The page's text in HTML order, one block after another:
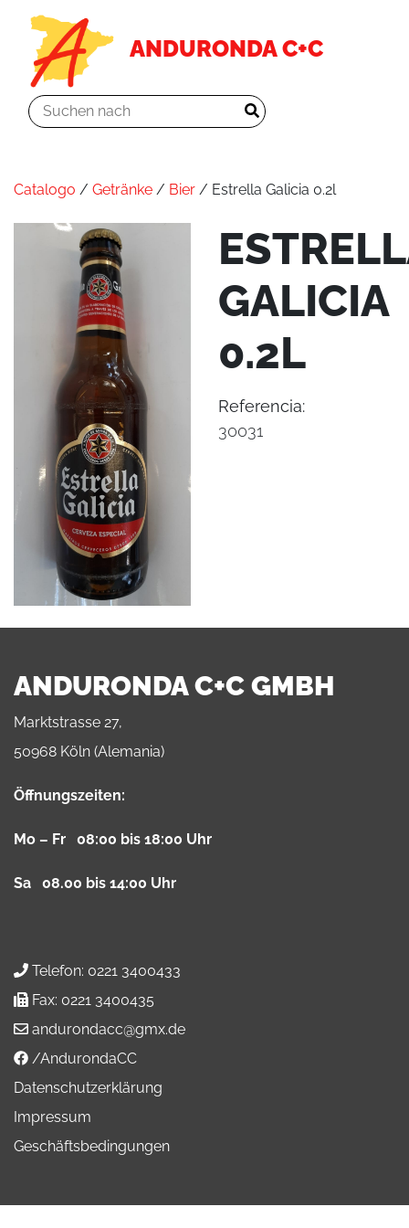
ANDURONDA C+C
Catalogo / Getränke / Bier / Estrella Galicia 0.2l
GALICIA
0.2L
Referencia:
30031
ANDURONDA C+C GMBH
Marktstrasse 27,
50968 Köln (Alemania)
Öffnungszeiten:
Mo – Fr 08:00 bis 18:00 Uhr
Sa 08.00 bis 14:00 Uhr
Telefon: 0221 3400433
Fax: 0221 3400435
andurondacc@gmx.de
/AndurondaCC
Datenschutzerklärung
Impressum
Geschäftsbedingungen